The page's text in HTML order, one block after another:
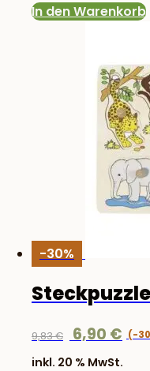
In den Warenkorb
-30%
9,83€ 6,90 €
inkl. 20 % MwSt.